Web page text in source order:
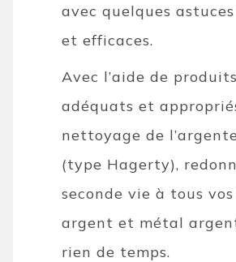
avec quelques
et efficaces.
Avec l’aide de produits
adéquats et
nettoyage de
(type Hagerty),
seconde vie à tous
argent et métal
rien de temps.